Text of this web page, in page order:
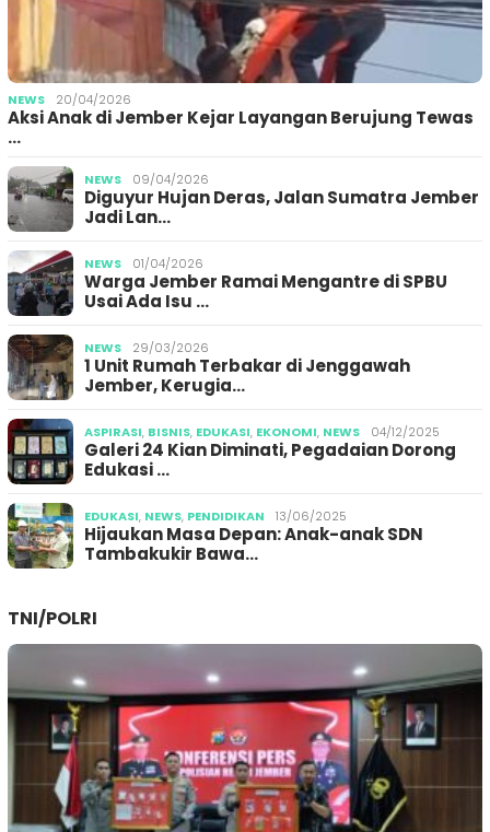
NEWS 20/04/2026
Aksi Anak di Jember Kejar Layangan Berujung Tewas
…
NEWS 09/04/2026
Diguyur Hujan Deras, Jalan Sumatra Jember
Jadi Lan…
NEWS 01/04/2026
Warga Jember Ramai Mengantre di SPBU
Usai Ada Isu …
NEWS 29/03/2026
1 Unit Rumah Terbakar di Jenggawah
Jember, Kerugia…
ASPIRASI, BISNIS, EDUKASI, EKONOMI, NEWS 04/12/2025
Galeri 24 Kian Diminati, Pegadaian Dorong
Edukasi …
EDUKASI, NEWS, PENDIDIKAN 13/06/2025
Hijaukan Masa Depan: Anak-anak SDN
Tambakukir Bawa…
TNI/POLRI